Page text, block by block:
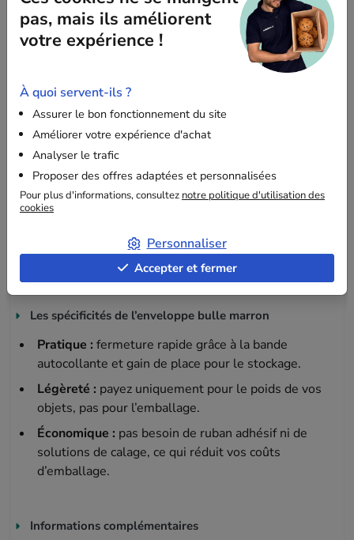
Ajoutez l’épaisseur à chacune des dimensions de votre
produit :
Ajoutez une marge de sécurité de 1 cm :
Longueur calculée + 1 cm
Largeur calculée + 1 cm
Vérifiez les dimensions :si le résultat est inférieur ou
égal à 12 x 21,5 cm, cette enveloppe conviendra
parfaitement à votre produit.
guide completpour bien choisir votre
Les spécificités de l’enveloppe bulle marron
Pratique : fermeture rapide grâce à la bande
autocollante et gain de place pour le stockage.
Légèreté : payez uniquement pour le poids de vos
objets, pas pour l’emballage.
Économique : pas besoin de ruban adhésif ni de
solutions de calage, ce qui réduit vos coûts
d’emballage.
Informations complémentaires
pas, mais ils améliorent
votre expérience !
À quoi servent-ils ?
Assurer le bon fonctionnement du site
Améliorer votre expérience d'achat
Analyser le trafic
Proposer des offres adaptées et personnalisées
Pour plus d'informations, consultez notre politique d'utilisation des
cookies
Personnaliser
Accepter et fermer